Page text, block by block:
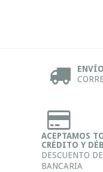
ACEPTAMOS
CRÉDITO Y
DESCUENTO
BANCARIA